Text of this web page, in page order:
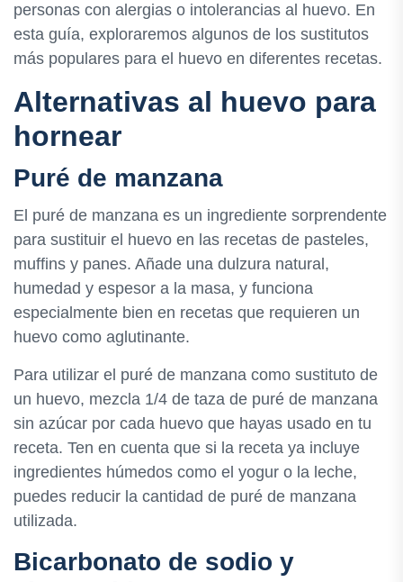
personas con alergias o intolerancias al huevo. En
esta guía, exploraremos algunos de los sustitutos
más populares para el huevo en diferentes recetas.
Alternativas al huevo para
hornear
Puré de manzana
El puré de manzana es un ingrediente sorprendente
para sustituir el huevo en las recetas de pasteles,
muffins y panes. Añade una dulzura natural,
humedad y espesor a la masa, y funciona
especialmente bien en recetas que requieren un
huevo como aglutinante.
Para utilizar el puré de manzana como sustituto de
un huevo, mezcla 1/4 de taza de puré de manzana
sin azúcar por cada huevo que hayas usado en tu
receta. Ten en cuenta que si la receta ya incluye
ingredientes húmedos como el yogur o la leche,
puedes reducir la cantidad de puré de manzana
utilizada.
Bicarbonato de sodio y